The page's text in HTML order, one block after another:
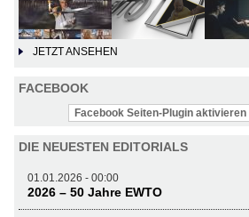
JETZT ANSEHEN
FACEBOOK
Facebook Seiten-Plugin aktivieren
DIE NEUESTEN EDITORIALS
01.01.2026 - 00:00
2026 – 50 Jahre EWTO